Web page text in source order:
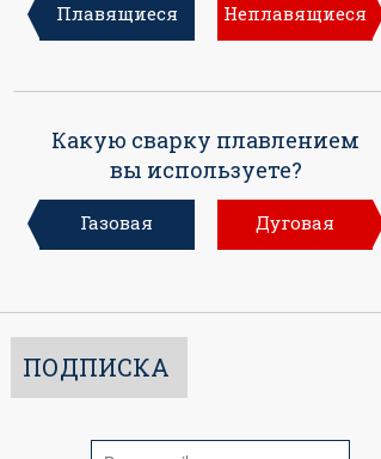
Плавящиеся Неплавящиеся
Какую сварку плавлением
вы используете?
Газовая Дуговая
ПОДПИСКА